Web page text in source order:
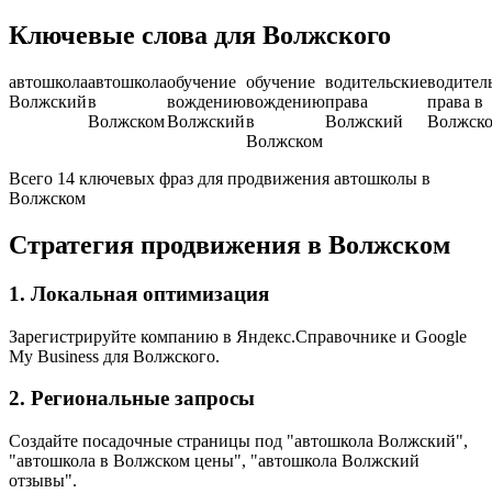
Ключевые слова для Волжского
автошкола
Волжский
автошкола
в
Волжском
обучение
вождению
Волжский
обучение
вождению
в
Волжском
водительские
права
Волжский
права в
Всего 14 ключевых фраз для продвижения автошколы в
Волжском
Стратегия продвижения в Волжском
1. Локальная оптимизация
Зарегистрируйте компанию в Яндекс.Справочнике и Google
My Business для Волжского.
2. Региональные запросы
Создайте посадочные страницы под "автошкола Волжский",
"автошкола в Волжском цены", "автошкола Волжский
отзывы".